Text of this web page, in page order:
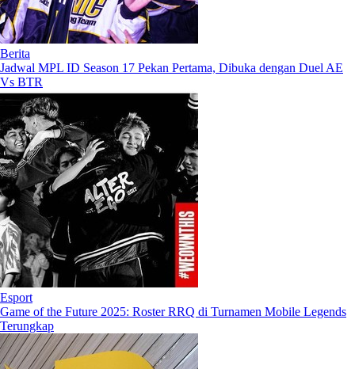
Berita
Jadwal MPL ID Season 17 Pekan Pertama, Dibuka dengan Duel AE
Vs BTR
Esport
Game of the Future 2025: Roster RRQ di Turnamen Mobile Legends
Terungkap